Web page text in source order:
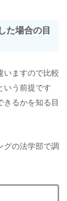
た場合の目
いますので比較
いう前提です
きるかを知る目
グの法学部で調